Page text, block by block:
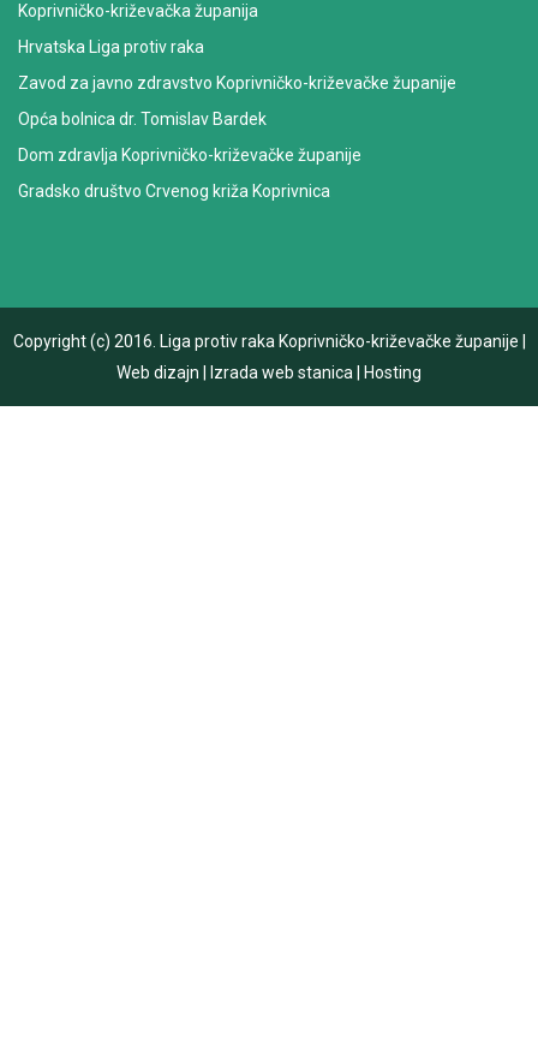
Koprivničko-križevačka županija
Hrvatska Liga protiv raka
Zavod za javno zdravstvo Koprivničko-križevačke županije
Opća bolnica dr. Tomislav Bardek
Dom zdravlja Koprivničko-križevačke županije
Gradsko društvo Crvenog križa Koprivnica
Copyright (c) 2016. Liga protiv raka Koprivničko-križevačke županije
Web dizajn
Izrada web stanica Hosting